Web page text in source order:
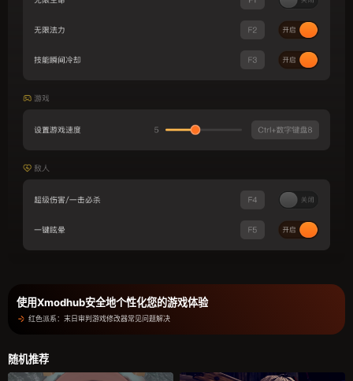
使用Xmodhub安全地个性化您的游戏体验
红色派系：末日审判游戏修改器常见问题解决
随机推荐